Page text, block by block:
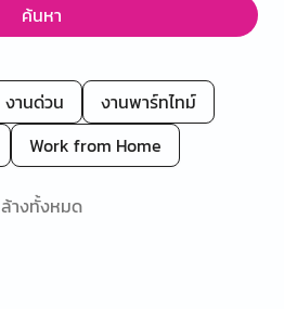
ค้นหา
งานด่วน
งานพาร์ทไทม์
Work from Home
ล้างทั้งหมด